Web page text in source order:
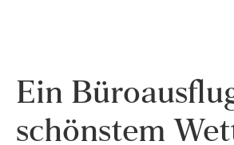
Ein
schönstem